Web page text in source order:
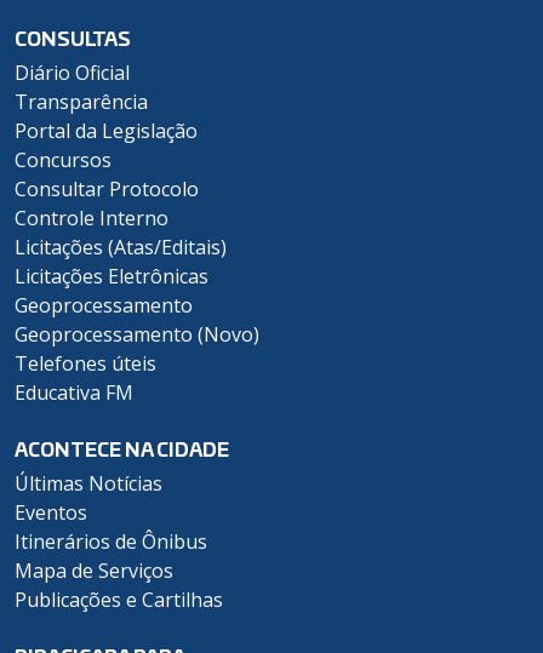
CONSULTAS
Diário Oficial
Transparência
Portal da Legislação
Concursos
Consultar Protocolo
Controle Interno
Licitações (Atas/Editais)
Licitações Eletrônicas
Geoprocessamento
Geoprocessamento (Novo)
Telefones úteis
Educativa FM
ACONTECE NA CIDADE
Últimas Notícias
Eventos
Itinerários de Ônibus
Mapa de Serviços
Publicações e Cartilhas